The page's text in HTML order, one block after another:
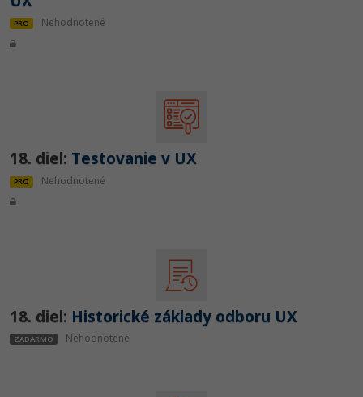
PRO Nehodnotené
18. diel: Testovanie v UX
PRO Nehodnotené
18. diel: Historické základy odboru UX
ZADARMO Nehodnotené